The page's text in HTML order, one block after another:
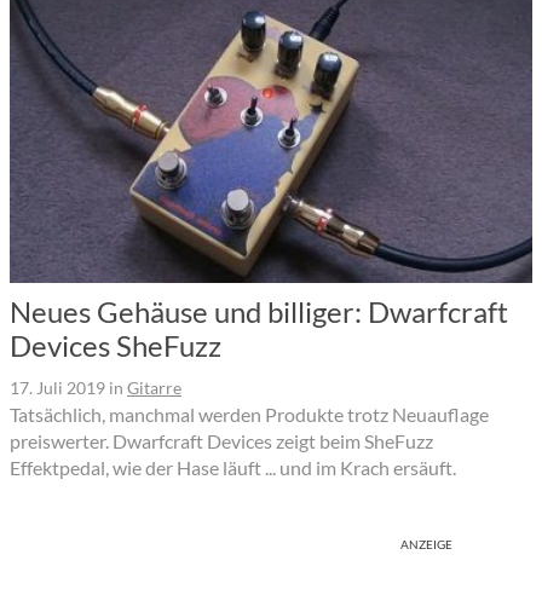
Neues Gehäuse und billiger: Dwarfcraft
Devices SheFuzz
17. Juli 2019 in Gitarre
Tatsächlich, manchmal werden Produkte trotz Neuauflage
preiswerter. Dwarfcraft Devices zeigt beim SheFuzz
Effektpedal, wie der Hase läuft ... und im Krach ersäuft.
ANZEIGE